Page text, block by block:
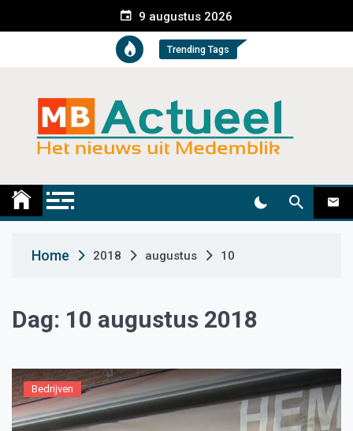
e
t
9 augustus 2026
Trending Tags
Medemblik Actueel
Home 2018 augustus 10
Dag: 10 augustus 2018
Bedrijven